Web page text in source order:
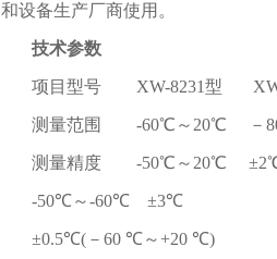
和设备生产厂商使用。
技术参数
项目型号 XW-8231型 XW-
测量范围 -60℃～20℃ －
测量精度 -50℃～20℃
-50℃～-60℃ ±3℃
±0.5℃(－60 ℃～+20 ℃)